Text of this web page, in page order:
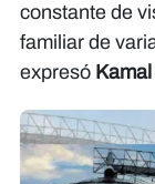
constante de
familiar de
expresó